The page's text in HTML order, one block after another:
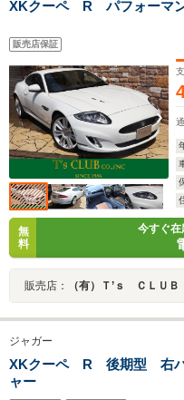
XKクーペ R パフォーマ
販売店保証
無
料
今すぐ在
販売店： （有）Ｔ’ｓ ＣＬＵＢ
ジャガー
XKクーペ R 後期型 右ハ
ャー